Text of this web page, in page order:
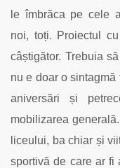
le îmbrăca pe cele
noi, toți. Proiectul
câștigător. Trebuia
nu e doar o
aniversări și
mobilizarea
liceului, ba chiar și
sportivă de care ar fi